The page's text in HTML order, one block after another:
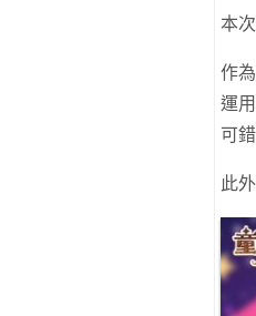
本
作
運
可
此